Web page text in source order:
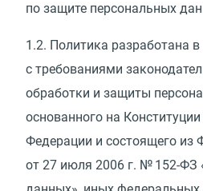
по защите персональных
1.2. Политика разработана в
с требованиями
обработки и защиты
основанного на
Федерации и состоящего из
от 27 июля 2006 г. № 152-ФЗ